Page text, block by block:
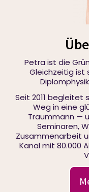
Petra ist die
Gleichzeitig ist
Seit 2011 begleitet
Weg in eine
Traummann —
Seminaren,
Zusammenarbeit
Kanal mit 80.000